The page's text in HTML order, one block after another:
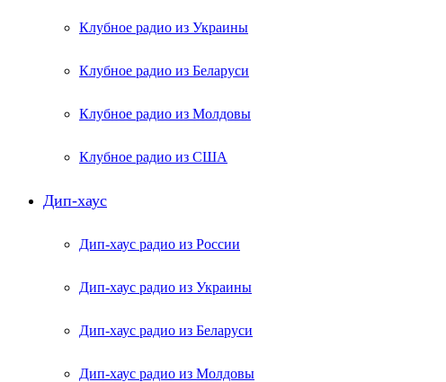
Клубное радио из Украины
Клубное радио из Беларуси
Клубное радио из Молдовы
Клубное радио из США
Дип-хаус
Дип-хаус радио из России
Дип-хаус радио из Украины
Дип-хаус радио из Беларуси
Дип-хаус радио из Молдовы